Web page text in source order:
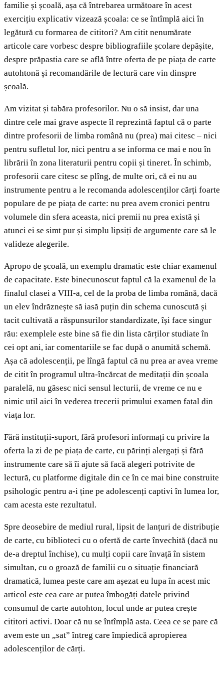
familie și școală, așa că întrebarea următoare în acest
exercițiu explicativ vizează școala: ce se întîmplă aici în
legătură cu formarea de cititori? Am citit nenumărate
articole care vorbesc despre bibliografiile școlare depășite,
despre prăpastia care se află între oferta de pe piața de carte
autohtonă și recomandările de lectură care vin dinspre
școală.
Am vizitat și tabăra profesorilor. Nu o să insist, dar una
dintre cele mai grave aspecte îl reprezintă faptul că o parte
dintre profesorii de limba română nu (prea) mai citesc – nici
pentru sufletul lor, nici pentru a se informa ce mai e nou în
librării în zona literaturii pentru copii și tineret. În schimb,
profesorii care citesc se plîng, de multe ori, că ei nu au
instrumente pentru a le recomanda adolescenților cărți foarte
populare de pe piața de carte: nu prea avem cronici pentru
volumele din sfera aceasta, nici premii nu prea există și
atunci ei se simt pur și simplu lipsiți de argumente care să le
valideze alegerile.
Apropo de școală, un exemplu dramatic este chiar examenul
de capacitate. Este binecunoscut faptul că la examenul de la
finalul clasei a VIII-a, cel de la proba de limba română, dacă
un elev îndrăznește să iasă puțin din schema cunoscută și
tacit cultivată a răspunsurilor standardizate, își face singur
rău: exemplele este bine să fie din lista cărților studiate în
cei opt ani, iar comentariile se fac după o anumită schemă.
Așa că adolescenții, pe lîngă faptul că nu prea ar avea vreme
de citit în programul ultra-încărcat de meditații din școala
paralelă, nu găsesc nici sensul lecturii, de vreme ce nu e
nimic util aici în vederea trecerii primului examen fatal din
viața lor.
Fără instituții-suport, fără profesori informați cu privire la
oferta la zi de pe piața de carte, cu părinți alergați și fără
instrumente care să îi ajute să facă alegeri potrivite de
lectură, cu platforme digitale din ce în ce mai bine construite
psihologic pentru a-i ține pe adolescenți captivi în lumea lor,
cam acesta este rezultatul.
Spre deosebire de mediul rural, lipsit de lanțuri de distribuție
de carte, cu biblioteci cu o ofertă de carte învechită (dacă nu
de-a dreptul închise), cu mulți copii care învață în sistem
simultan, cu o groază de familii cu o situație financiară
dramatică, lumea peste care am așezat eu lupa în acest mic
articol este cea care ar putea îmbogăți datele privind
consumul de carte autohton, locul unde ar putea crește
cititori activi. Doar că nu se întîmplă asta. Ceea ce se pare că
avem este un „sat” întreg care împiedică apropierea
adolescenților de cărți.